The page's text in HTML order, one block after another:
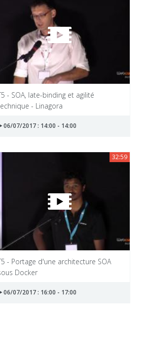
- SOA, late-binding et agilité
- Linagora
06/07/2017 : 14:00 - 14:00
32:59
- Portage d'une architecture SOA
Docker
06/07/2017 : 16:00 - 17:00